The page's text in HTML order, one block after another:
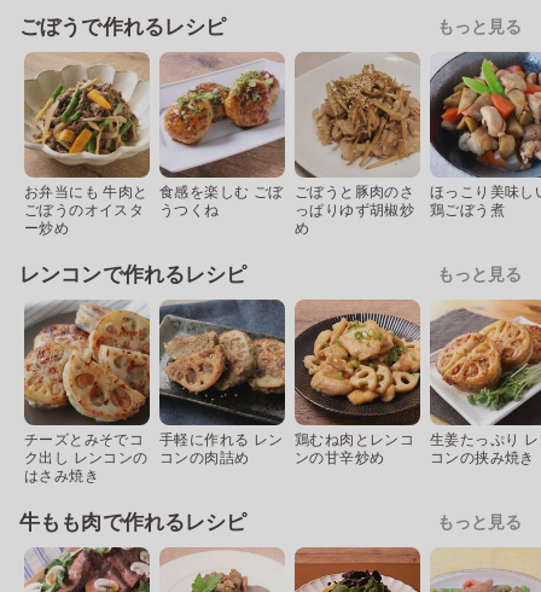
ごぼうで作れるレシピ もっと見る
お弁当にも 牛肉と
ごぼうのオイスタ
ー炒め
食感を楽しむ ごぼ
うつくね
ごぼうと豚肉のさ
っぱりゆず胡椒炒
め
ほっこり美味し
鶏ごぼう煮
レンコンで作れるレシピ もっと見る
チーズとみそでコ
ク出し レンコンの
はさみ焼き
手軽に作れる レン
コンの肉詰め
鶏むね肉とレンコ
ンの甘辛炒め
生姜たっぷり
コンの挟み焼き
牛もも肉で作れるレシピ もっと見る